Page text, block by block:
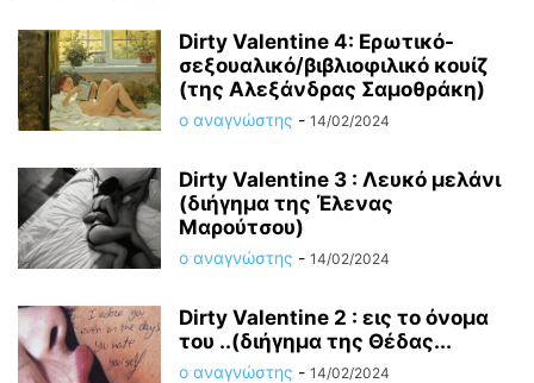
Dirty Valentine 4: Ερωτικό-
σεξουαλικό/βιβλιοφιλικό κουίζ
(της Αλεξάνδρας Σαμοθράκη)
ο αναγνώστης - 14/02/2024
Dirty Valentine 3 : Λευκό μελάνι
(διήγημα της Έλενας
Μαρούτσου)
ο αναγνώστης - 14/02/2024
Dirty Valentine 2 : εις το όνομα
του ..(διήγημα της Θέδας...
ο αναγνώστης - 14/02/2024